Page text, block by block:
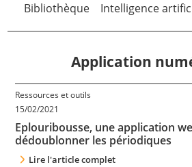
Accueil
Tous les articles
Retour
Bibliothèque Intelligence
Application
Ressources et outils
15/02/2021
Eplouribousse, une application
dédoublonner les périodiques
Lire l'article complet